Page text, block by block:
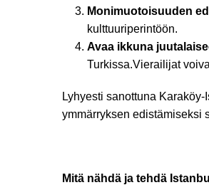
Monimuotoisuuden
kulttuuriperintöön.
Avaa ikkuna
Turkissa.Vierailijat
Lyhyesti sanottuna
ymmärryksen edistämiseksi
Mitä nähdä ja tehdä